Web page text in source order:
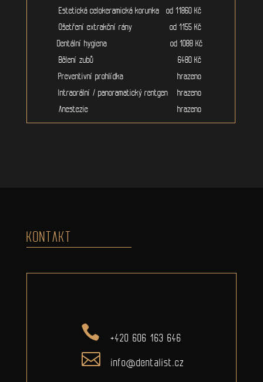
Estetická celokeramická korunka od 11860 Kč
Ošetření extrakční rány od 1155 Kč
Dentální hygiena od 1088 Kč
Bělení zubů 6480 Kč
Preventivní prohlídka hrazeno
Intraorální / panoramatický rentgen hrazeno
Anestezie hrazeno
KONTAKT
+420 606 163 646
info@dentalist.cz